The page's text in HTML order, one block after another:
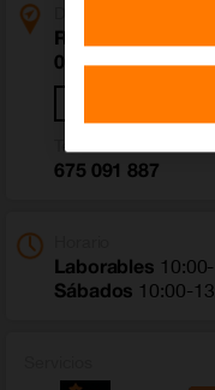
Rambla De
08226 Terrassa
Teléfono
675 091 887
Laborables
Sábados 10:00-